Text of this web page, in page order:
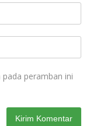
peramban ini